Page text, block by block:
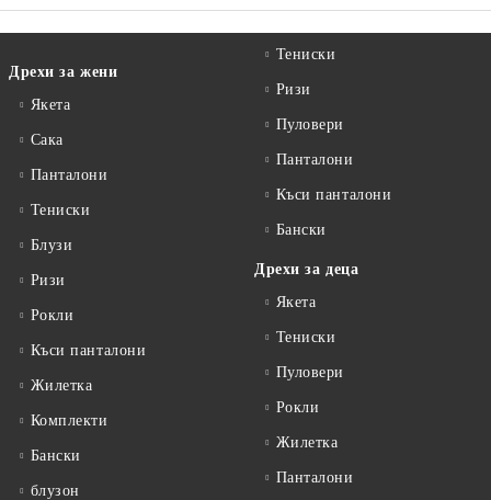
Дрехи за жени
Якета
Сакa
Панталони
Тениски
Блузи
Ризи
Рокли
Къси панталони
Жилетка
Комплекти
Бански
блузон
Тениски
Ризи
Пуловери
Панталони
Къси панталони
Бански
Дрехи за деца
Якета
Тениски
Пуловери
Рокли
Жилетка
Панталони